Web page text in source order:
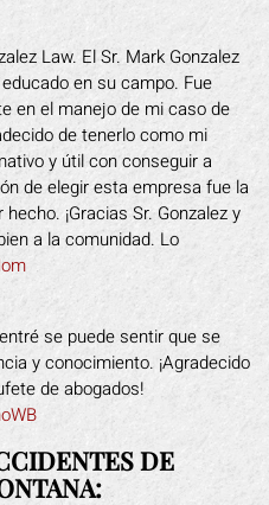
Law. El Sr. Mark Gonzalez
en su campo. Fue
en el manejo de mi caso de
de tenerlo como mi
y útil con conseguir a
de elegir esta empresa fue la
¡Gracias Sr. Gonzalez y
a la comunidad. Lo
se puede sentir que se
y conocimiento. ¡Agradecido
de abogados!
DE